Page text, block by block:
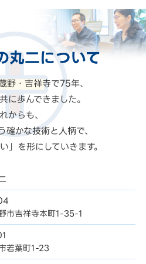
丸二について
野・吉祥寺で75年、
に歩んできました。
からも、
確かな技術と人柄で、
」を形にしていきます。
市吉祥寺本町1-35-1
若葉町1-23